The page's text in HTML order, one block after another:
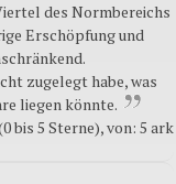
des Normbereichs
Erschöpfung und
zugelegt habe, was
liegen könnte.
bis 5 Sterne), von: 5 ark